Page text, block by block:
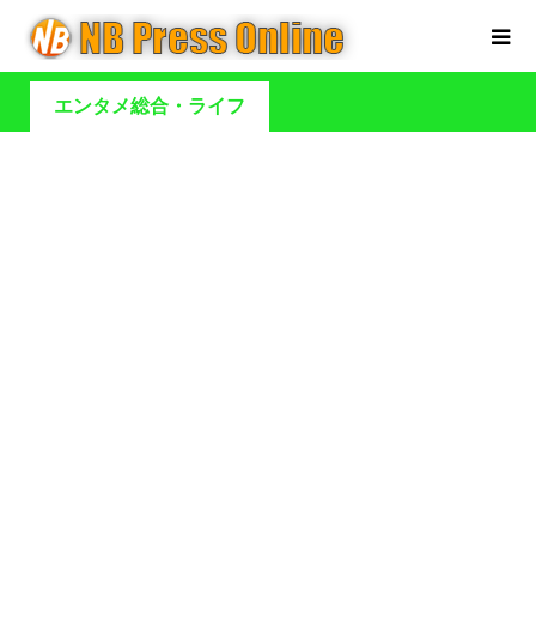
エンタメ総合・ライフ